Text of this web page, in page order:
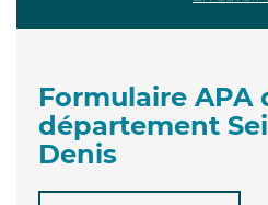
Formulaire APA
département
Denis